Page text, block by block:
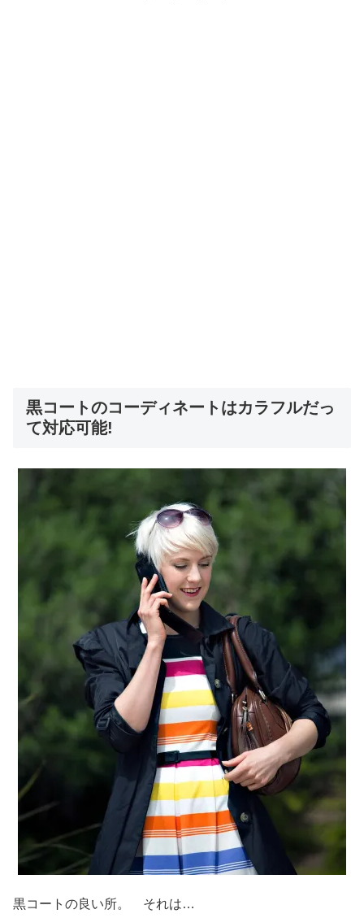
黒コートのコーディネートはカラフルだっ
て対応可能!
黒コートの良い所。 それは…